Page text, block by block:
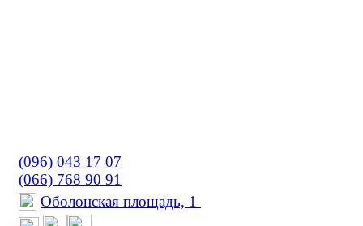
(096) 043 17 07
(066) 768 90 91
Оболонская площадь, 1